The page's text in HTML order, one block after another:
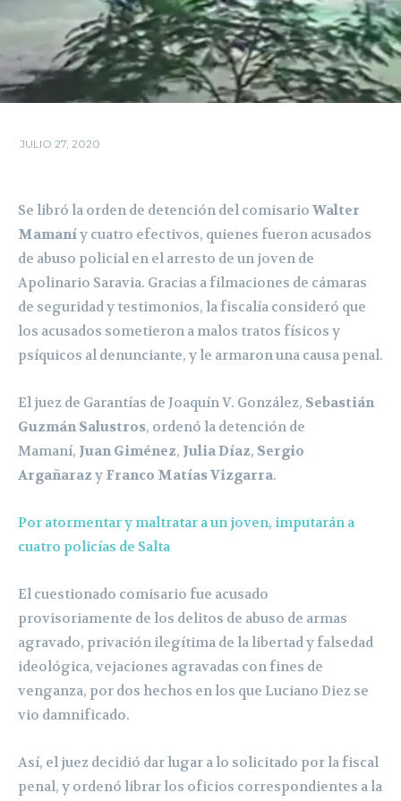
JULIO 27, 2020
Se libró la orden de detención del comisario Walter
Mamaníy cuatro efectivos, quienes fueron acusados
de abuso policial en el arresto de un joven de
Apolinario Saravia. Gracias a filmaciones de cámaras
de seguridad y testimonios, la fiscalía consideró que
los acusados sometieron a malos tratos físicos y
psíquicos al denunciante, y le armaron una causa penal.
El juez de Garantías de Joaquín V. González, Sebastián
Guzmán Salustros, ordenó la detención de
Mamaní, Juan Giménez, Julia Díaz, Sergio
Argañaraz y Franco Matías Vizgarra.
Por atormentar y maltratar a un joven, imputarán a
cuatro policías de Salta
El cuestionado comisario fue acusado
provisoriamente de los delitos de abuso de armas
agravado, privación ilegítima de la libertad y falsedad
ideológica, vejaciones agravadas con fines de
venganza, por dos hechos en los que Luciano Diez se
vio damnificado.
Así, el juez decidió dar lugar a lo solicitado por la fiscal
penal, y ordenó librar los oficios correspondientes a la